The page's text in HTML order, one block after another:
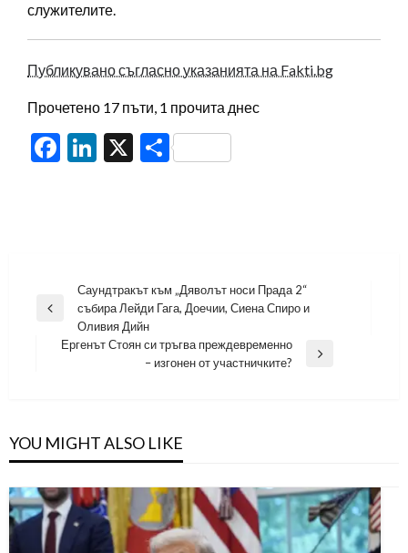
служителите.
Публикувано съгласно указанията на Fakti.bg
Прочетено 17 пъти, 1 прочита днес
Facebook
LinkedIn
X Share
Навигация
Previous
Саундтракът към „Дяволът носи Прада 2“
събира Лейди Гага, Доечии, Сиена Спиро и
Оливия Дийн
Ергенът Стоян си тръгва преждевременно
– изгонен от участничките?
YOU MIGHT ALSO LIKE